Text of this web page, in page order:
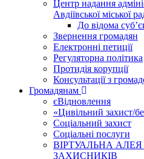
Центр надання
Авдіївської міської
До відома
Звернення громадян
Електронні петиції
Регуляторна політика
Протидія корупції
Консультації з
Громадянам
єВідновлення
«Цивільний захист/
Соціальний захист
Соціальні послуги
ВІРТУАЛЬНА
ЗАХИСНИКІВ